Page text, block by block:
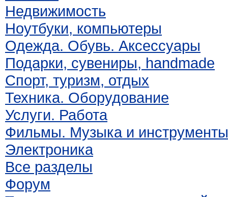
Недвижимость
Ноутбуки, компьютеры
Одежда. Обувь. Аксессуары
Подарки, сувениры, handmade
Спорт, туризм, отдых
Техника. Оборудование
Услуги. Работа
Фильмы. Музыка и инструменты
Электроника
Все разделы
Форум